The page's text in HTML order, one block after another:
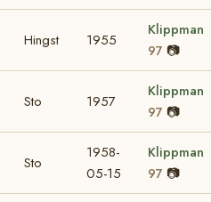
Hingst 1955
Klippman
97 📷
Sto 1957
Klippman
97 📷
Sto
1958-
05-15
Klippman
97 📷